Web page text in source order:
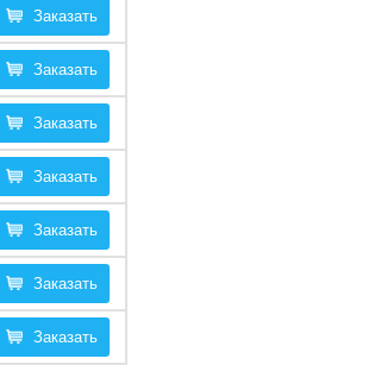
Заказать
Заказать
Заказать
Заказать
Заказать
Заказать
Заказать